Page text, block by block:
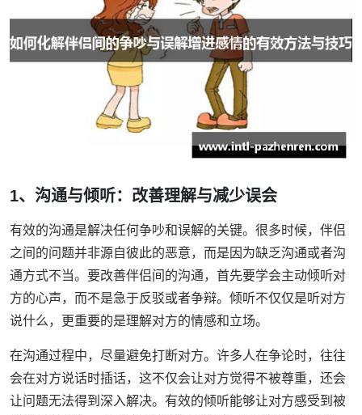
1、沟通与倾听：改善理解与减少误会
有效的沟通是解决任何争吵和误解的关键。很多时候，伴侣
之间的问题并非源自彼此的恶意，而是因为缺乏沟通或者沟
通方式不当。要改善伴侣间的沟通，首先要学会主动倾听对
方的心声，而不是急于反驳或者争辩。倾听不仅仅是听对方
说什么，更重要的是理解对方的情感和立场。
在沟通过程中，尽量避免打断对方。许多人在争论时，往往
会在对方说话时插话，这不仅会让对方觉得不被尊重，还会
让问题无法得到深入解决。有效的倾听能够让对方感受到被